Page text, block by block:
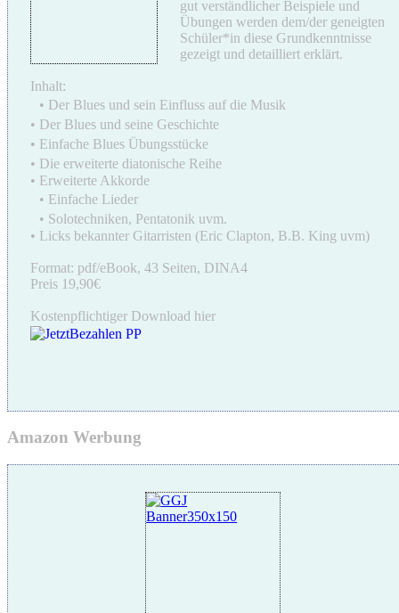
gut verständlicher Beispiele und
Übungen werden dem/der geneigten
Schüler*in diese Grundkenntnisse
gezeigt und detailliert erklärt.
Inhalt:
• Der Blues und sein Einfluss auf die Musik
• Der Blues und seine Geschichte
• Einfache Blues Übungsstücke
• Die erweiterte diatonische Reihe
• Erweiterte Akkorde
• Einfache Lieder
• Solotechniken, Pentatonik uvm.
• Licks bekannter Gitarristen (Eric Clapton, B.B. King uvm)
Format: pdf/eBook, 43 Seiten, DINA4
Preis 19,90€
Kostenpflichtiger Download hier
Amazon Werbung